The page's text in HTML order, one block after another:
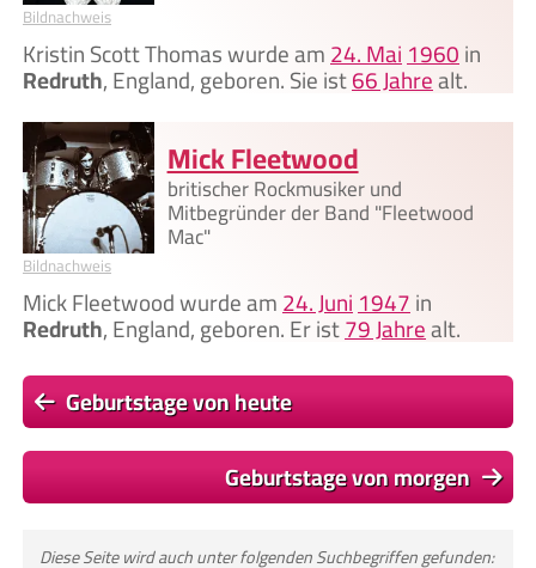
Bildnachweis
Kristin Scott Thomas wurde am24. Mai1960in
Redruth, England, geboren. Sie ist66 Jahrealt.
Bildnachweis
Mick Fleetwood
britischer Rockmusiker und
Mitbegründer der Band "Fleetwood
Mac"
Mick Fleetwood wurde am24. Juni1947in
Redruth, England, geboren. Er ist79 Jahrealt.
Geburtstage von heute
Geburtstage von morgen
Diese Seite wird auch unter folgenden Suchbegriffen gefunden: